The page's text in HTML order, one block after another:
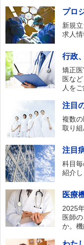
プロ
新規
求人情
行政
矯正
医な
人をご
注目
複数
取り
注目
科目
紹介し
医療
2025
医師
か。機